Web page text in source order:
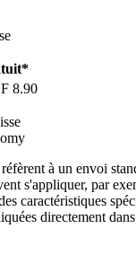
8.90
à un envoi
s'appliquer, par
caractéristiques
directement